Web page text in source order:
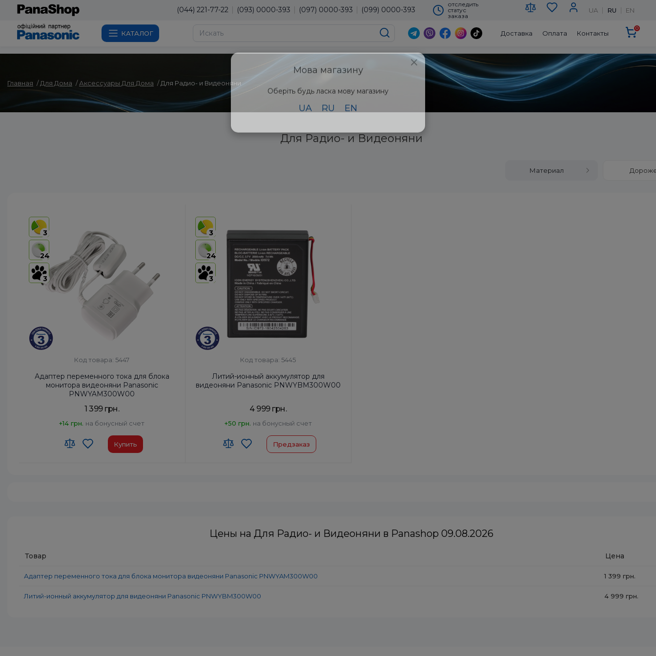
(044) 221-77-22 (093) 0000-393 (097) 0000-393 (099) 0000-393
отследить
статус
заказа
UA RU EN
КАТАЛОГ Доставка Оплата Контакты
0
Главная Для Дома Аксессуары Для Дома Для Радио- и Видеоняни
Для Радио- и Видеоняни
Материал
Оберіть будь ласка мову магазину
3
24
3
Код товара: 5447
Адаптер переменного тока для блока
монитора видеоняни Panasonic
PNWYAM300W00
1 399 грн.
+14 грн. на бонусный счет
Купить
3
24
3
Код товара: 5445
Литий-ионный аккумулятор для
видеоняни Panasonic PNWYBM300W00
4 999 грн.
+50 грн. на бонусный счет
Предзаказ
Цены на Для Радио- и Видеоняни в Panashop 09.08.2026
Товар Цена
Адаптер переменного тока для блока монитора видеоняни Panasonic PNWYAM300W00 1 399 грн.
Литий-ионный аккумулятор для видеоняни Panasonic PNWYBM300W00 4 999 грн.